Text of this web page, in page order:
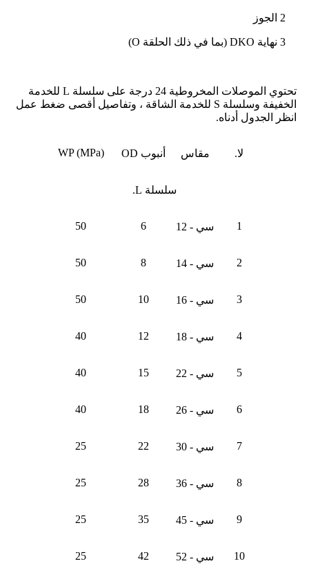
2 الجوز
3 نهاية DKO (بما في ذلك الحلقة O)
تحتوي الموصلات المخروطية 24 درجة على سلسلة L للخدمة
الخفيفة وسلسلة S للخدمة الشاقة ، وتفاصيل أقصى ضغط عمل
انظر الجدول أدناه.
لا. مقاس أنبوب OD WP (MPa)
سلسلة L.
1 سي - 12 6
50
2 سي - 14 8
50
3 سي - 16 10
50
4 سي - 18 12
40
5 سي - 22 15
40
6 سي - 26 18
40
7 سي - 30 22
25
8 سي - 36 28
25
9 سي - 45 35
25
10 سي - 52 42
25